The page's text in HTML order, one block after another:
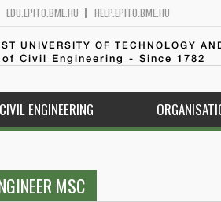
EDU.EPITO.BME.HU HELP.EPITO.BME.HU
UNIVERSITY OF TECHNOLOGY
Civil Engineering - Since 1782
ENGINEERING
MSC